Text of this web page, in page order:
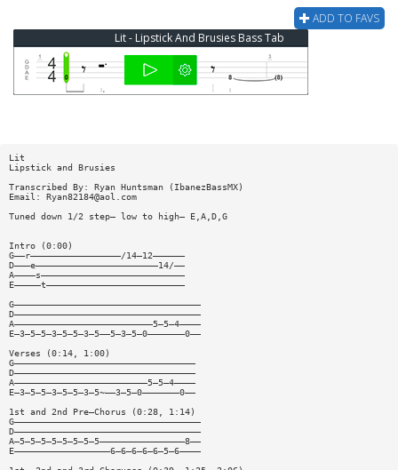
ADD TO FAVS
Lit - Lipstick And Brusies Bass Tab
Lit
Lipstick and Brusies
Transcribed By: Ryan Huntsman (IbanezBassMX)
Email: Ryan82184@aol.com
Tuned down 1/2 step— low to high— E,A,D,G
Intro (0:00)
G——r—————————————————/14—12——————
D———e———————————————————————14/——
A————s———————————————————————————
E—————t——————————————————————————
G———————————————————————————————————
D———————————————————————————————————
A——————————————————————————5—5—4————
E—3—5—5—3—5—5—3—5——5—3—5—0———————0——
Verses (0:14, 1:00)
G——————————————————————————————————
D——————————————————————————————————
A—————————————————————————5—5—4————
E—3—5—5—3—5—5—3—5~——3—5—0———————0——
1st and 2nd Pre—Chorus (0:28, 1:14)
G———————————————————————————————————
D———————————————————————————————————
A—5—5—5—5—5—5—5—5————————————————8——
E——————————————————6—6—6—6—6—5—6————